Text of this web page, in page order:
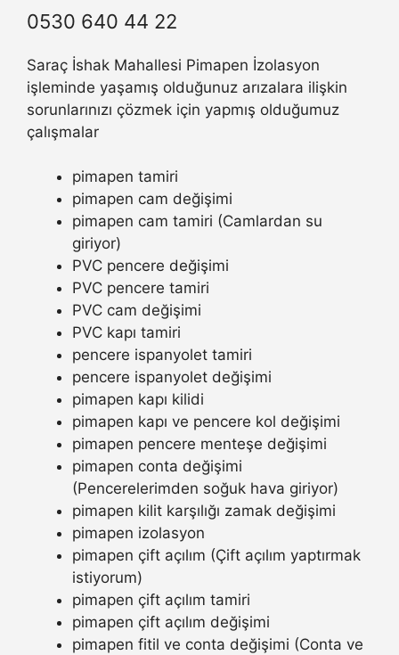
0530 640 44 22
Saraç İshak Mahallesi Pimapen İzolasyon
işleminde yaşamış olduğunuz arızalara ilişkin
sorunlarınızı çözmek için yapmış olduğumuz
çalışmalar
pimapen tamiri
pimapen cam değişimi
pimapen cam tamiri (Camlardan su
giriyor)
PVC pencere değişimi
PVC pencere tamiri
PVC cam değişimi
PVC kapı tamiri
pencere ispanyolet tamiri
pencere ispanyolet değişimi
pimapen kapı kilidi
pimapen kapı ve pencere kol değişimi
pimapen pencere menteşe değişimi
pimapen conta değişimi
(Pencerelerimden soğuk hava giriyor)
pimapen kilit karşılığı zamak değişimi
pimapen izolasyon
pimapen çift açılım (Çift açılım yaptırmak
istiyorum)
pimapen çift açılım tamiri
pimapen çift açılım değişimi
pimapen fitil ve conta değişimi (Conta ve